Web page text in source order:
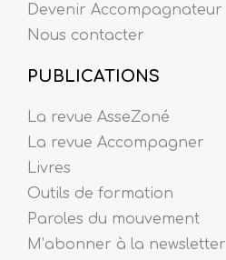
Devenir Accompagnateur
Nous contacter
PUBLICATIONS
La revue AsseZoné
La revue Accompagner
Livres
Outils de formation
Paroles du mouvement
M’abonner à la newsletter